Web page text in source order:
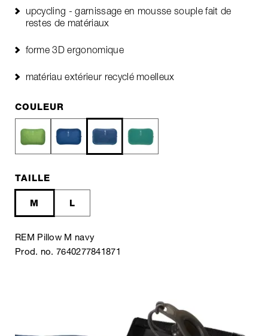
upcycling - garnissage en mousse souple fait de
restes de matériaux
forme 3D ergonomique
matériau extérieur recyclé moelleux
COULEUR
TAILLE
M L
REM Pillow M navy
Prod. no. 7640277841871